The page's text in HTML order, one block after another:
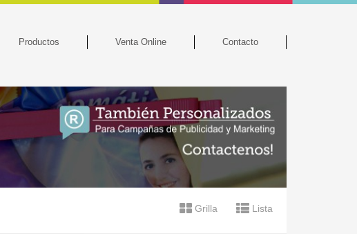
Productos Venta Online Contacto
Grilla Lista